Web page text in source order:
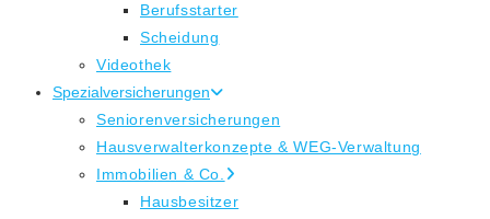
Berufsstarter
Scheidung
Videothek
Spezialversicherungen
Seniorenversicherungen
Hausverwalterkonzepte & WEG-Verwaltung
Immobilien & Co.
Hausbesitzer